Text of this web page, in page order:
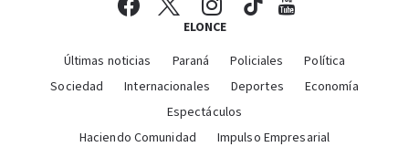
ELONCE
Últimas noticias Paraná Policiales
Política
Sociedad
Internacionales Deportes
Economía
Espectáculos
Haciendo Comunidad
Impulso Empresarial